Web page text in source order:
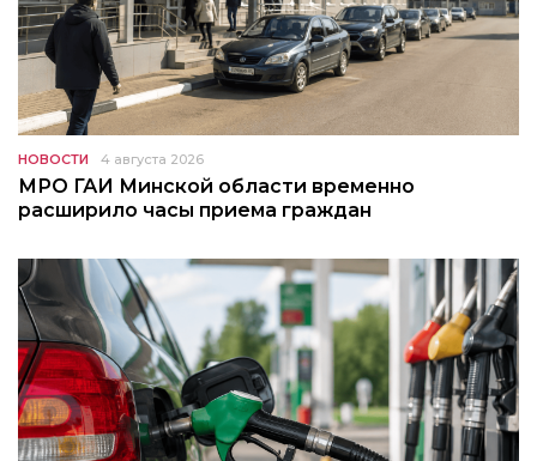
НОВОСТИ 4 августа 2026
МРО ГАИ Минской области временно
расширило часы приема граждан